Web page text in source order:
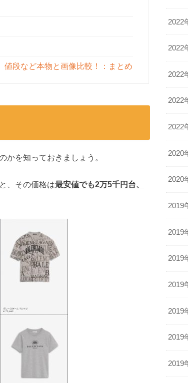
段など本物と画像比較！：まとめ
かを知っておきましょう。
、その価格は最安値でも2万5千円台、
2022
2022
2022
2022
2022
2020
2020
2019
2019
2019
2019
2019
2019
2019